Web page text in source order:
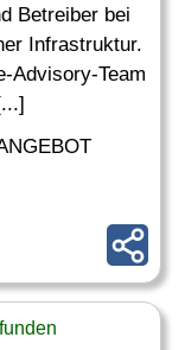
Betreiber bei
Infrastruktur.
Advisory-Team